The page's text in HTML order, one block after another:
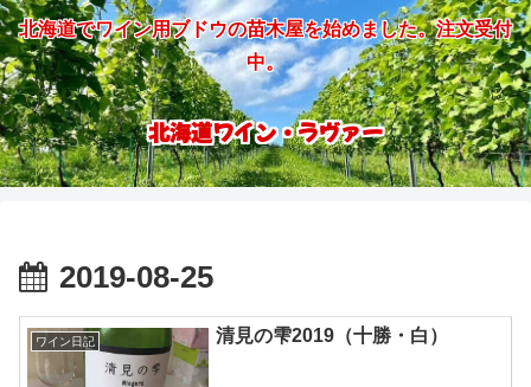
北海道でワイン用ブドウの苗木屋を始めました。注文受付
中。
北海道ワイン・ラヴァー
2019-08-25
ワイン日記 清見の雫2019（十勝・白）